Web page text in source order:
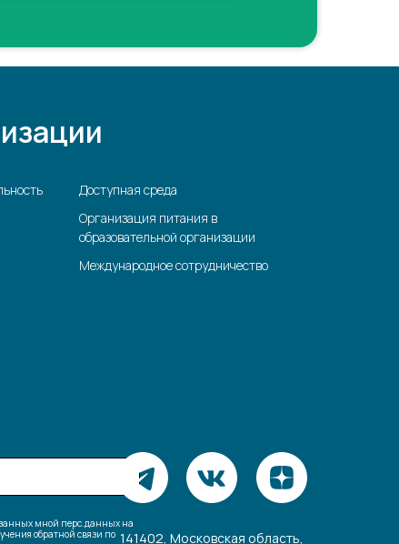
Доступная среда
Организация питания в
образовательной организации
Международное сотрудничество
мной перс.данных на
обратной связи по 141402, Московская область,